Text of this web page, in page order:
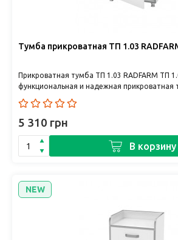
Тумба прикроватная ТП 1.03
Прикроватная тумба ТП 1.03 RADFARM ТП
функциональная и надежная прикроватная
станет опт..
5 310 грн
В корзину
NEW